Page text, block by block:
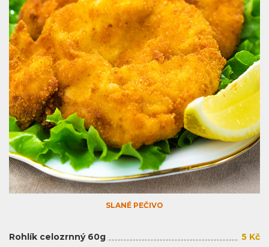
SLANÉ PEČIVO
Rohlík celozrnný 60g 5 Kč